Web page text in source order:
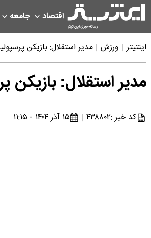
اقتصاد جامعه
اینتیتر ورزش مدیر استقلال: بازیکن
مدیر استقلال:
کد خبر :۴۳۸۸۰۲ ۱۵ آذر ۱۴۰۴ - ۱۱:۱۵